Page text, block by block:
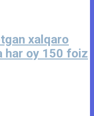
xalqaro
har oy 150 foiz